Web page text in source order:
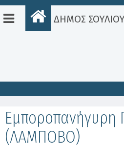
ΔΗΜΟΣ
Εμποροπανήγυρη
(ΛΑΜΠΟΒΟ)